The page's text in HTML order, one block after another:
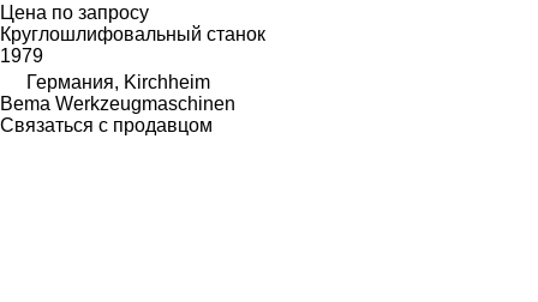
Цена по запросу
Круглошлифовальный станок
1979
Германия, Kirchheim
Bema Werkzeugmaschinen
Связаться с продавцом